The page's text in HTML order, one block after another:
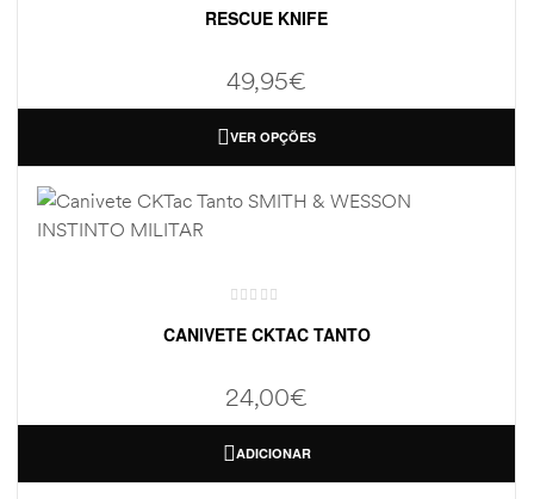
RESCUE KNIFE
49,95€
VER OPÇÕES
CANIVETE CKTAC TANTO
24,00€
ADICIONAR